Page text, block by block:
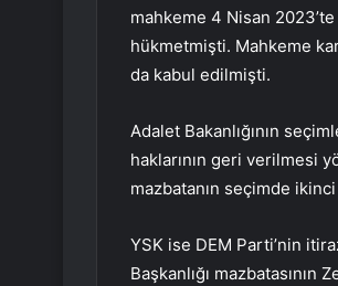
mahkeme 4 Nisan
hükmetmişti. Mahkeme
da kabul edilmişti.
Adalet Bakanlığının
haklarının geri verilmesi
mazbatanın seçimde
YSK ise DEM Parti’nin
Başkanlığı mazbatasının